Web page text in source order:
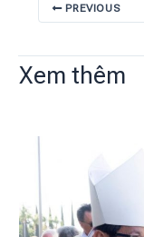
PREVIOUS
Xem thêm